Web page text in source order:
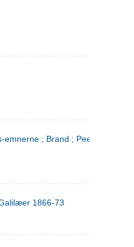
; Brand ; Peer Gynt. 2
1866-73